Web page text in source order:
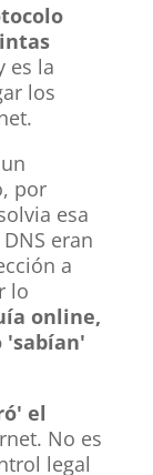
es la
los
por
esa
eran
a
lo
online,
'sabían'
el
No es
legal